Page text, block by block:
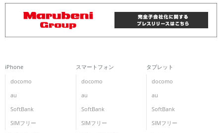
iPhone
docomo
au
SoftBank
SIMフリー
スマートフォン
docomo
au
SoftBank
SIMフリー
タブレット
docomo
au
SoftBank
SIMフリー